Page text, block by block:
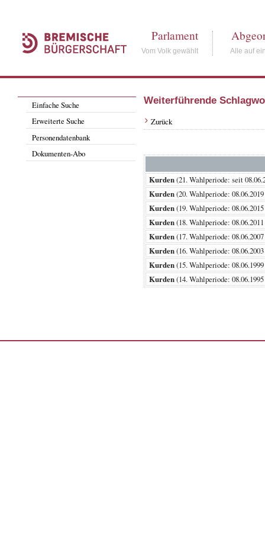
Parlament
Vom Volk gewählt Alle auf
Einfache Suche
Erweiterte Suche
Personendatenbank
Dokumenten-Abo
Weiterführende
Zurück
Kurden(21. Wahlperiode: seit
Kurden(20. Wahlperiode:
Kurden(19. Wahlperiode:
Kurden(18. Wahlperiode:
Kurden(17. Wahlperiode:
Kurden(16. Wahlperiode:
Kurden(15. Wahlperiode:
Kurden(14. Wahlperiode: